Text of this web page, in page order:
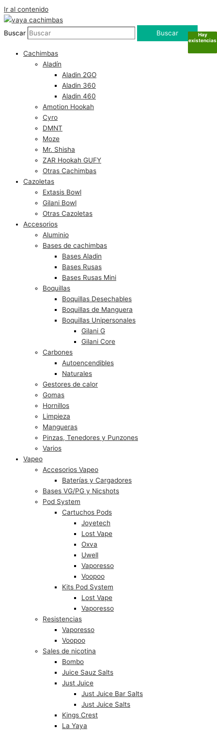
Ir al contenido
Buscar Buscar
Cachimbas
Aladín
Aladin 2GO
Aladin 360
Aladin 460
Amotion Hookah
Cyro
DMNT
Moze
Mr. Shisha
ZAR Hookah GUFY
Otras Cachimbas
Cazoletas
Extasis Bowl
Gilani Bowl
Otras Cazoletas
Accesorios
Aluminio
Bases de cachimbas
Bases Aladin
Bases Rusas
Bases Rusas Mini
Boquillas
Boquillas Desechables
Boquillas de Manguera
Boquillas Unipersonales
Gilani G
Gilani Core
Carbones
Autoencendibles
Naturales
Gestores de calor
Gomas
Hornillos
Limpieza
Mangueras
Pinzas, Tenedores y Punzones
Varios
Vapeo
Accesorios Vapeo
Baterías y Cargadores
Bases VG/PG y Nicshots
Pod System
Cartuchos Pods
Joyetech
Lost Vape
Oxva
Uwell
Vaporesso
Voopoo
Kits Pod System
Lost Vape
Vaporesso
Resistencias
Vaporesso
Voopoo
Sales de nicotina
Bombo
Juice Sauz Salts
Just Juice
Just Juice Bar Salts
Just Juice Salts
Kings Crest
La Yaya
Hay
existencias
Sin
existencias
Sin
existencias
Hay
existencias